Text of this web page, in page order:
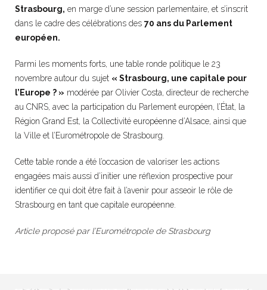
Strasbourg, en marge d’une session parlementaire, et s’inscrit
dans le cadre des célébrations des 70 ans du Parlement
européen.
Parmi les moments forts, une table ronde politique le 23
novembre autour du sujet « Strasbourg, une capitale pour
l’Europe ? » modérée par Olivier Costa, directeur de recherche
au CNRS, avec la participation du Parlement européen, l’État, la
Région Grand Est, la Collectivité européenne d’Alsace, ainsi que
la Ville et l’Eurométropole de Strasbourg.
Cette table ronde a été l’occasion de valoriser les actions
engagées mais aussi d’initier une réflexion prospective pour
identifier ce qui doit être fait à l’avenir pour asseoir le rôle de
Strasbourg en tant que capitale européenne.
Article proposé par l’Eurométropole de Strasbourg